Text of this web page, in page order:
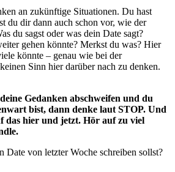
an zukünftige Situationen. Du hast
du dir dann auch schon vor, wie der
du sagst oder was dein Date sagt?
gehen könnte? Merkst du was? Hier
könnte – genau wie bei der
Sinn hier darüber nach zu denken.
Gedanken abschweifen und du
bist, dann denke laut STOP. Und
das hier und jetzt. Hör auf zu viel
Date von letzter Woche schreiben sollst?